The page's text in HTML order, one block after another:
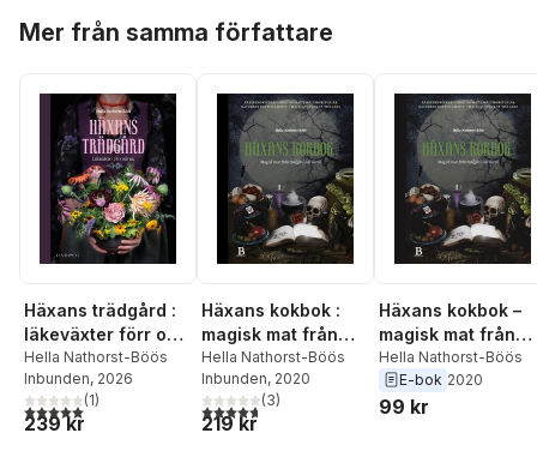
Mer från samma författare
Häxans trädgård :
läkeväxter förr och
nu
Hella Nathorst-Böös
Inbunden, 2026
5,0utav 5 stjärnor. Totalt antal röster:
(1)
239 kr
Häxans kokbok :
magisk mat från
trädgård och natur
Hella Nathorst-Böös
Inbunden, 2020
4,7utav 5 stjärnor. Totalt antal röster:
(3)
219 kr
Häxans kokbok –
magisk mat från
trädgård & natur
Hella Nathorst-Böös
E-bok 2020
99 kr